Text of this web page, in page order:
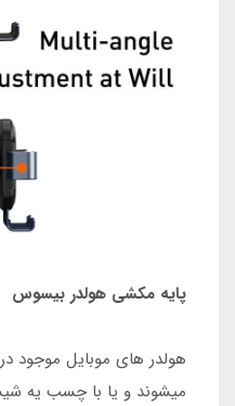
پایه مکشی هولدر بیسوس
هولدر های موبایل موجود
میشوند و یا با چسب یه